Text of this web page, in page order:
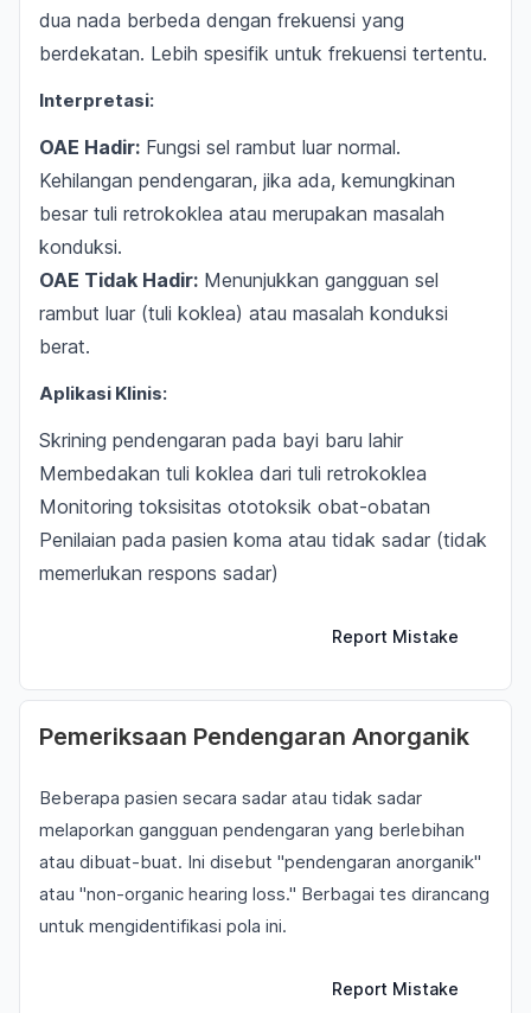
dua nada berbeda dengan frekuensi yang
berdekatan. Lebih spesifik untuk frekuensi tertentu.
Interpretasi:
OAE Hadir: Fungsi sel rambut luar normal.
Kehilangan pendengaran, jika ada, kemungkinan
besar tuli retrokoklea atau merupakan masalah
konduksi.
OAE Tidak Hadir: Menunjukkan gangguan sel
rambut luar (tuli koklea) atau masalah konduksi
berat.
Aplikasi Klinis:
Skrining pendengaran pada bayi baru lahir
Membedakan tuli koklea dari tuli retrokoklea
Monitoring toksisitas ototoksik obat-obatan
Penilaian pada pasien koma atau tidak sadar (tidak
memerlukan respons sadar)
Report Mistake
Pemeriksaan Pendengaran Anorganik
Beberapa pasien secara sadar atau tidak sadar
melaporkan gangguan pendengaran yang berlebihan
atau dibuat-buat. Ini disebut "pendengaran anorganik"
atau "non-organic hearing loss." Berbagai tes dirancang
untuk mengidentifikasi pola ini.
Report Mistake